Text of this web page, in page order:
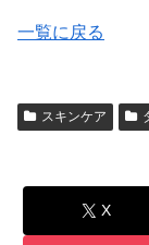
一覧に戻る
スキンケア
X